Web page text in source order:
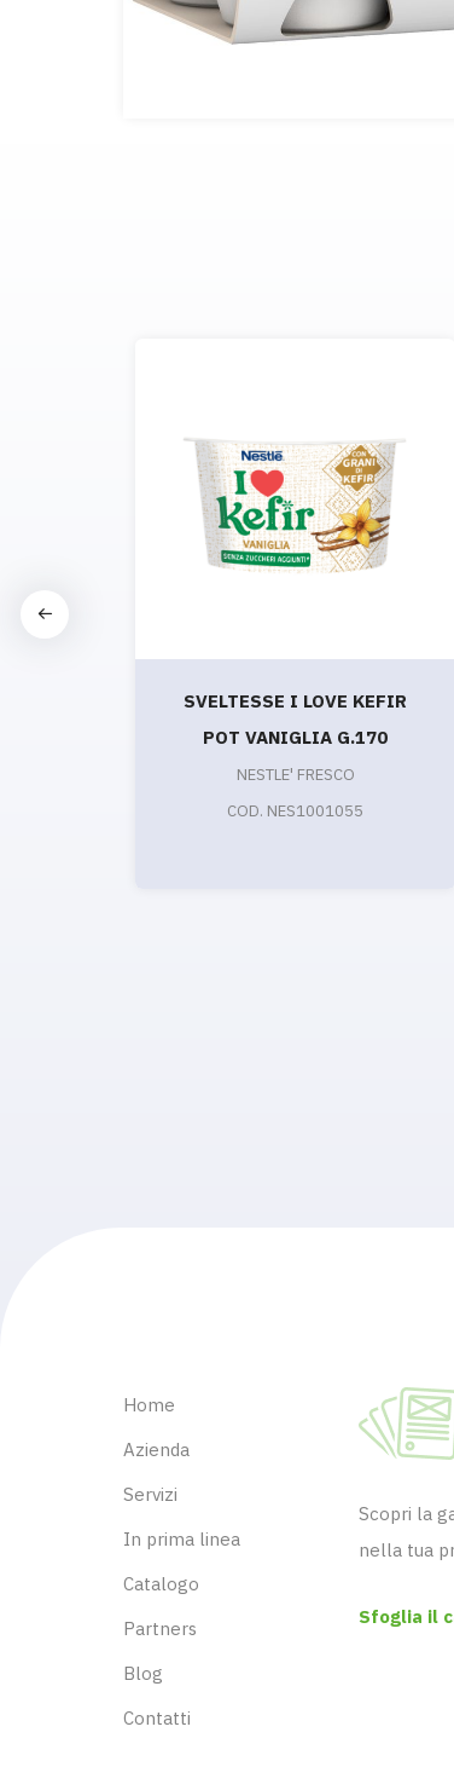
SVELTESSE I LOVE KEFIR
POT VANIGLIA G.170
NESTLE' FRESCO
COD. NES1001055
Home
Azienda
Servizi
In prima linea
Catalogo
Partners
Blog
Contatti
Scopri la
nella tua
Sfoglia il